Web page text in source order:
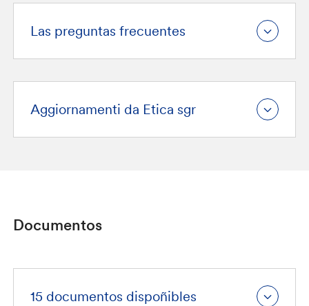
Las preguntas frecuentes
Aggiornamenti da Etica sgr
Documentos
15 documentos dispoñibles